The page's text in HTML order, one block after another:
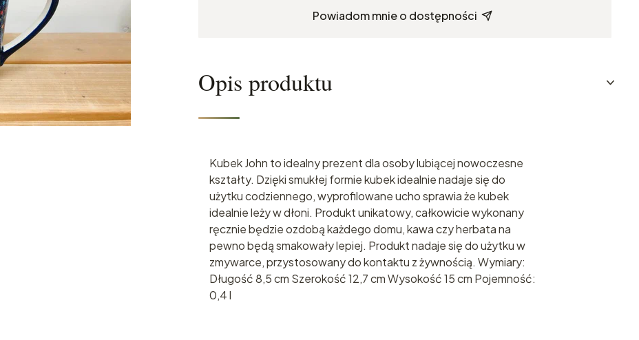
Powiadom mnie o dostępności
Opis produktu
Kubek John to idealny prezent dla osoby lubiącej nowoczesne
kształty. Dzięki smukłej formie kubek idealnie nadaje się do
użytku codziennego, wyprofilowane ucho sprawia że kubek
idealnie leży w dłoni. Produkt unikatowy, całkowicie wykonany
ręcznie będzie ozdobą każdego domu, kawa czy herbata na
pewno będą smakowały lepiej. Produkt nadaje się do użytku w
zmywarce, przystosowany do kontaktu z żywnością. Wymiary:
Długość 8,5 cm Szerokość 12,7 cm Wysokość 15 cm Pojemność:
0,4 l